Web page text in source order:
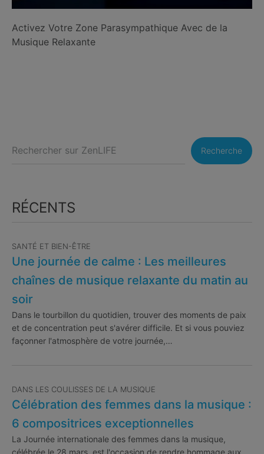
Activez Votre Zone Parasympathique Avec de la
Musique Relaxante
Recherche
RÉCENTS
SANTÉ ET BIEN-ÊTRE
Une journée de calme : Les meilleures
chaînes de musique relaxante du matin au
soir
Dans le tourbillon du quotidien, trouver des moments de paix
et de concentration peut s'avérer difficile. Et si vous pouviez
façonner l'atmosphère de votre journée,…
DANS LES COULISSES DE LA MUSIQUE
Célébration des femmes dans la musique :
6 compositrices exceptionnelles
La Journée internationale des femmes dans la musique,
célébrée le 28 mars, est l'occasion de rendre hommage aux